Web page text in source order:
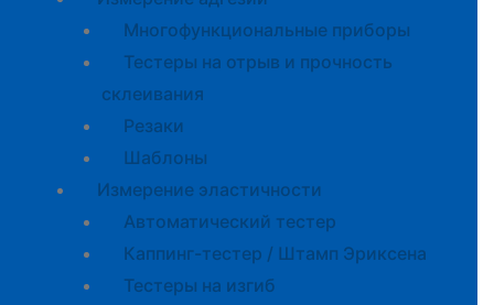
Многофункциональные приборы
Тестеры на отрыв и прочность
склеивания
Резаки
Шаблоны
Измерение эластичности
Автоматический тестер
Каппинг-тестер / Штамп Эриксена
Тестеры на изгиб